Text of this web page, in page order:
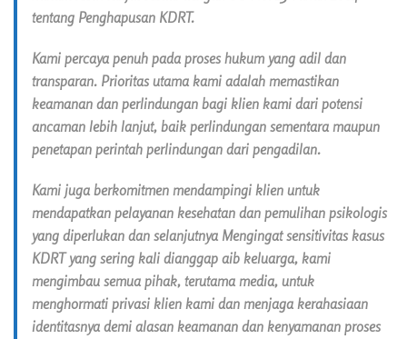
tentang Penghapusan KDRT.
Kami percaya penuh pada proses hukum yang adil dan
transparan. Prioritas utama kami adalah memastikan
keamanan dan perlindungan bagi klien kami dari potensi
ancaman lebih lanjut, baik perlindungan sementara maupun
penetapan perintah perlindungan dari pengadilan.
Kami juga berkomitmen mendampingi klien untuk
mendapatkan pelayanan kesehatan dan pemulihan psikologis
yang diperlukan dan selanjutnya Mengingat sensitivitas kasus
KDRT yang sering kali dianggap aib keluarga, kami
mengimbau semua pihak, terutama media, untuk
menghormati privasi klien kami dan menjaga kerahasiaan
identitasnya demi alasan keamanan dan kenyamanan proses